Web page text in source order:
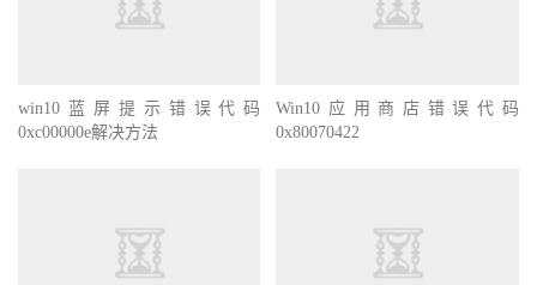
win10蓝屏提示错误代码
0xc00000e解决方法
Win10应用商店错误代码
0x80070422